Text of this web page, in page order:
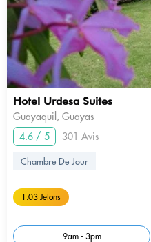
Hotel Urdesa Suites
Guayaquil, Guayas
4.6 / 5
301 Avis
Chambre De Jour
1.03 Jetons
9am - 3pm